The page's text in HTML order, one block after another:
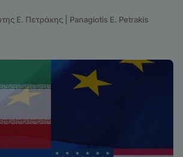
Ε. Πετράκης | Panagiotis E. Petrakis